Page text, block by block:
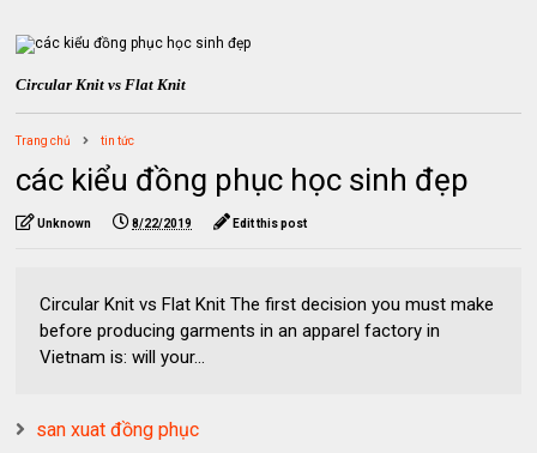
Circular Knit vs Flat Knit
Trang chủ tin tức
các kiểu đồng phục học sinh đẹp
Unknown 8/22/2019 Edit this post
Circular Knit vs Flat Knit The first decision you must make
before producing garments in an apparel factory in
Vietnam is: will your...
san xuat đồng phục